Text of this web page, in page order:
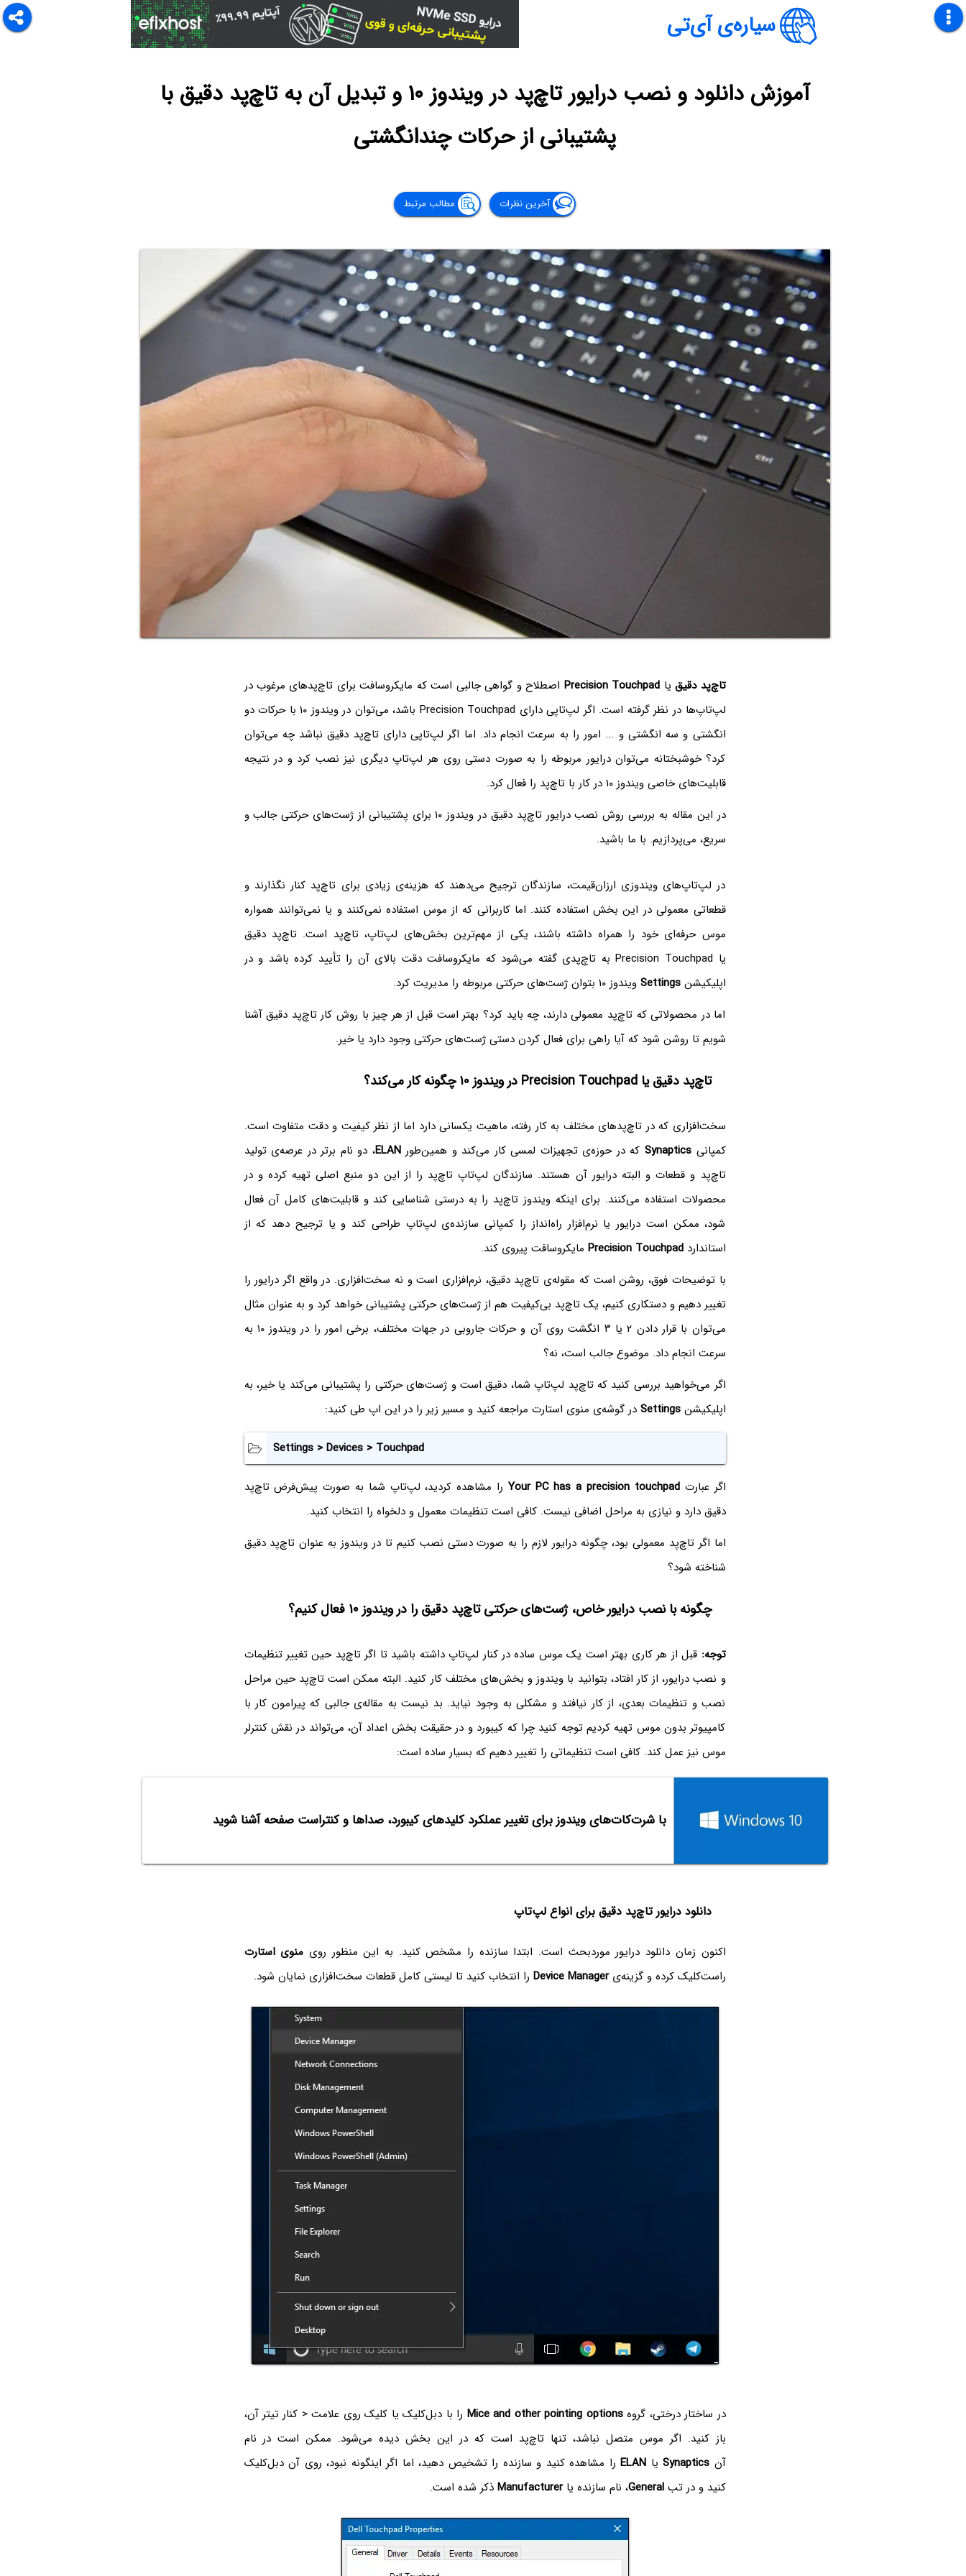
سیاره‌ی آی‌تی
آموزش دانلود و نصب درایور تاچ‌پد در ویندوز ۱۰ و تبدیل آن به تاچ‌پد دقیق با
پشتیبانی از حرکات چندانگشتی
آخرین نظرات مطالب مرتبط
تاچ‌پد دقیقیا Precision Touchpad اصطلاح و گواهی جالبی است که مایکروسافت برای تاچ‌پدهای مرغوب در
لپ‌تاپ‌ها در نظر گرفته است. اگر لپ‌تاپی دارای Precision Touchpad باشد، می‌توان در ویندوز ۱۰ با حرکات دو
انگشتی و سه انگشتی و ... امور را به سرعت انجام داد. اما اگر لپ‌تاپی دارای تاچ‌پد دقیق نباشد چه می‌توان
کرد؟ خوشبختانه می‌توان درایور مربوطه را به صورت دستی روی هر لپ‌تاپ دیگری نیز نصب کرد و در نتیجه
قابلیت‌های خاصی ویندوز ۱۰ در کار با تاچ‌پد را فعال کرد.
در این مقاله به بررسی روش نصب درایور تاچ‌پد دقیق در ویندوز ۱۰ برای پشتیبانی از ژست‌های حرکتی جالب و
سریع، می‌پردازیم. با ما باشید.
در لپ‌تاپ‌های ویندوزی ارزان‌قیمت، سازندگان ترجیح می‌دهند که هزینه‌ی زیادی برای تاچ‌پد کنار نگذارند و
قطعاتی معمولی در این بخش استفاده کنند. اما کاربرانی که از موس استفاده نمی‌کنند و یا نمی‌توانند همواره
موس حرفه‌ای خود را همراه داشته باشند، یکی از مهم‌ترین بخش‌های لپ‌تاپ، تاچ‌پد است. تاچ‌پد دقیق
یا Precision Touchpad به تاچ‌پدی گفته می‌شود که مایکروسافت دقت بالای آن را تأیید کرده باشد و در
اپلیکیشنSettings ویندوز ۱۰ بتوان ژست‌های حرکتی مربوطه را مدیریت کرد.
اما در محصولاتی که تاچ‌پد معمولی دارند، چه باید کرد؟ بهتر است قبل از هر چیز با روش کار تاچ‌پد دقیق آشنا
شویم تا روشن شود که آیا راهی برای فعال کردن دستی ژست‌های حرکتی وجود دارد یا خیر.
تاچ‌پد دقیق یا Precision Touchpad در ویندوز ۱۰ چگونه کار می‌کند؟
سخت‌افزاری که در تاچ‌پدهای مختلف به کار رفته، ماهیت یکسانی دارد اما از نظر کیفیت و دقت متفاوت است.
کمپانیSynaptics که در حوزه‌ی تجهیزات لمسی کار می‌کند و همین‌طورELAN، دو نام برتر در عرصه‌ی تولید
تاچ‌پد و قطعات و البته درایور آن هستند. سازندگان لپ‌تاپ تاچ‌پد را از این دو منبع اصلی تهیه کرده و در
محصولات استفاده می‌کنند. برای اینکه ویندوز تاچ‌پد را به درستی شناسایی کند و قابلیت‌های کامل آن فعال
شود، ممکن است درایور یا نرم‌افزار راه‌انداز را کمپانی سازنده‌ی لپ‌تاپ طراحی کند و یا ترجیح دهد که از
استانداردPrecision Touchpad مایکروسافت پیروی کند.
با توضیحات فوق، روشن است که مقوله‌ی تاچ‌پد دقیق، نرم‌افزاری است و نه سخت‌افزاری. در واقع اگر درایور را
تغییر دهیم و دستکاری کنیم، یک تاچ‌پد بی‌کیفیت هم از ژست‌های حرکتی پشتیبانی خواهد کرد و به عنوان مثال
می‌توان با قرار دادن ۲ یا ۳ انگشت روی آن و حرکات جاروبی در جهات مختلف، برخی امور را در ویندوز ۱۰ به
سرعت انجام داد. موضوع جالب است، نه؟
اگر می‌خواهید بررسی کنید که تاچ‌پد لپ‌تاپ شما، دقیق است و ژست‌های حرکتی را پشتیبانی می‌کند یا خیر، به
اپلیکیشنSettings در گوشه‌ی منوی استارت مراجعه کنید و مسیر زیر را در این اپ طی کنید:
Settings > Devices > Touchpad
اگر عبارتYour PC has a precision touchpad را مشاهده کردید، لپ‌تاپ شما به صورت پیش‌فرض تاچ‌پد
دقیق دارد و نیازی به مراحل اضافی نیست. کافی است تنظیمات معمول و دلخواه را انتخاب کنید.
اما اگر تاچ‌پد معمولی بود، چگونه درایور لازم را به صورت دستی نصب کنیم تا در ویندوز به عنوان تاچ‌پد دقیق
شناخته شود؟
چگونه با نصب درایور خاص، ژست‌های حرکتی تاچ‌پد دقیق را در ویندوز ۱۰ فعال کنیم؟
توجه: قبل از هر کاری بهتر است یک موس ساده در کنار لپ‌تاپ داشته باشید تا اگر تاچ‌پد حین تغییر تنظیمات
و نصب درایور، از کار افتاد، بتوانید با ویندوز و بخش‌های مختلف کار کنید. البته ممکن است تاچ‌پد حین مراحل
نصب و تنظیمات بعدی، از کار نیافتد و مشکلی به وجود نیاید. بد نیست به مقاله‌ی جالبی که پیرامون کار با
کامپیوتر بدون موس تهیه کردیم توجه کنید چرا که کیبورد و در حقیقت بخش اعداد آن، می‌تواند در نقش کنترلر
موس نیز عمل کند. کافی است تنظیماتی را تغییر دهیم که بسیار ساده است:
با شرت‌کات‌های ویندوز برای تغییر عملکرد کلیدهای کیبورد، صداها و کنتراست صفحه آشنا شوید
دانلود درایور تاچ‌پد دقیق برای انواع لپ‌تاپ
اکنون زمان دانلود درایور موردبحث است. ابتدا سازنده را مشخص کنید. به این منظور روی منوی استارت
راست‌کلیک کرده و گزینه‌یDevice Manager‌ را انتخاب کنید تا لیستی کامل قطعات سخت‌افزاری نمایان شود.
در ساختار درختی، گروهMice and other pointing options را با دبل‌کلیک یا کلیک روی علامت < کنار تیتر آن،
باز کنید. اگر موس متصل نباشد، تنها تاچ‌پد است که در این بخش دیده می‌شود. ممکن است در نام
آن Synaptics یا ELAN را مشاهده کنید و سازنده را تشخیص دهید، اما اگر اینگونه نبود، روی آن دبل‌کلیک
کنید و در تبGeneral، نام سازنده یاManufacturer ذکر شده است.